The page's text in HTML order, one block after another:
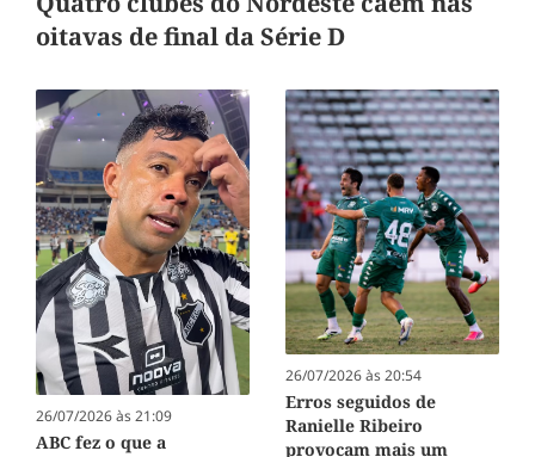
oitavas de final da Série D
26/07/2026 às 21:09
ABC fez o que a
26/07/2026 às 20:54
Erros seguidos de
Ranielle Ribeiro
provocam mais um